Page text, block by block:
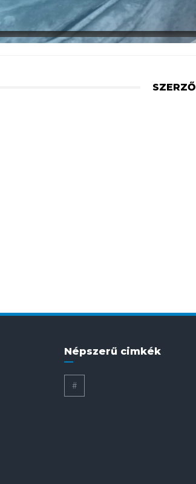
SZERZŐ
Népszerű cimkék
#